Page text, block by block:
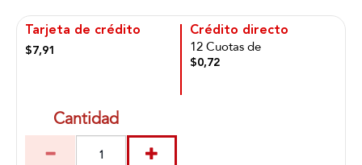
Tarjeta de crédito
$7,91
Crédito directo
12 Cuotas de
$0,72
Cantidad